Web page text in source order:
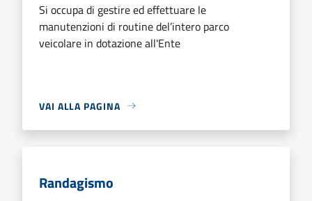
Si occupa di gestire ed effettuare le
manutenzioni di routine del’intero parco
veicolare in dotazione all'Ente
VAI ALLA PAGINA
Randagismo